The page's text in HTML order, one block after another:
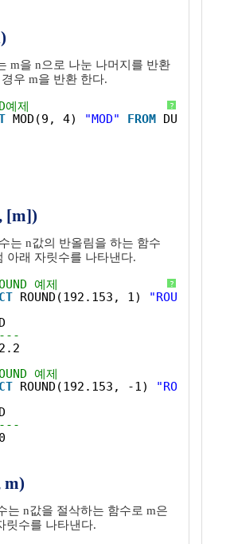
m을 n으로 나눈 나머지를 반환
우 m을 반환 한다.
?
예제
MOD(9, 4) "MOD" FROM DUAL ;
[m])
는 n값의 반올림을 하는 함수
아래 자릿수를 나타낸다.
?
예제
ROUND(192.153, 1) "ROUND"
예제
ROUND(192.153, -1) "ROUND"
m)
는 n값을 절삭하는 함수로 m은
릿수를 나타낸다.